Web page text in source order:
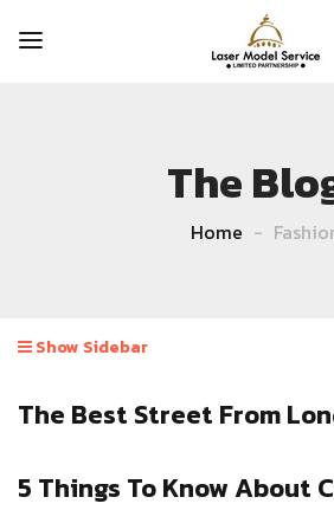
The
Home
Show Sidebar
The Best Street From
5 Things To Know About